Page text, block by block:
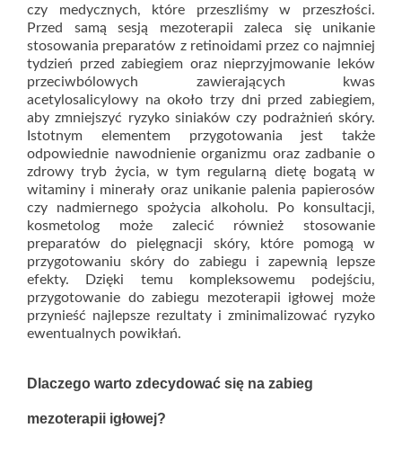
czy medycznych, które przeszliśmy w przeszłości.
Przed samą sesją mezoterapii zaleca się unikanie
stosowania preparatów z retinoidami przez co najmniej
tydzień przed zabiegiem oraz nieprzyjmowanie leków
przeciwbólowych zawierających kwas
acetylosalicylowy na około trzy dni przed zabiegiem,
aby zmniejszyć ryzyko siniaków czy podrażnień skóry.
Istotnym elementem przygotowania jest także
odpowiednie nawodnienie organizmu oraz zadbanie o
zdrowy tryb życia, w tym regularną dietę bogatą w
witaminy i minerały oraz unikanie palenia papierosów
czy nadmiernego spożycia alkoholu. Po konsultacji,
kosmetolog może zalecić również stosowanie
preparatów do pielęgnacji skóry, które pomogą w
przygotowaniu skóry do zabiegu i zapewnią lepsze
efekty. Dzięki temu kompleksowemu podejściu,
przygotowanie do zabiegu mezoterapii igłowej może
przynieść najlepsze rezultaty i zminimalizować ryzyko
ewentualnych powikłań.
Dlaczego warto zdecydować się na zabieg
mezoterapii igłowej?